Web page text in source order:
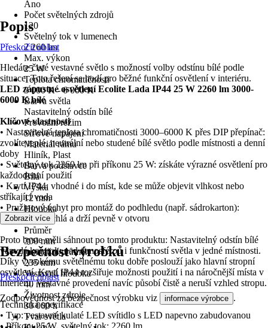
Ano
Počet světelných zdrojů
120
Světelný tok v lumenech
2 260 lm
Max. výkon
25 W
Teplota chromatičnosti
3 000 K - 6 000 K
Barva světla
Nastavitelný odstín bílé
Provozní režim
Síťové napájení
Materiál rámu
Hliník, Plast
Barva podstavce
Bílá
Výška
12 mm
Hloubka
12 mm
Průměr
300 mm
montážní průměr
235 mm
Vestavná hloubka
40 mm
Životnost zdroje
30 000 h
Tvar světla
Popis
Přeskočit oblast
Hledáte čisté vestavné světlo s možností volby odstínu bílé podle
situace. Toto řešení se hodí pro běžné funkční osvětlení v interiéru.
LED zápustné osvětlení Ecolite Lada IP44 25 W 2260 lm 3000-
6000 K bílé
Klíčové vlastnosti
• Nastavitelná teplota chromatičnosti 3000–6000 K přes DIP přepínač:
zvolíte teplé, neutrální nebo studené bílé světlo podle místnosti a denní
doby
• Světelný tok 2260 lm při příkonu 25 W: získáte výrazné osvětlení pro
každodenní použití
• Krytí IP44: vhodné i do míst, kde se může objevit vlhkost nebo
stříkající voda
• Pružinový úchyt pro montáž do podhledu (např. sádrokarton):
instalace je rychlá a drží pevně v otvoru
Proto byste měli sáhnout po tomto produktu: Nastavitelný odstín bílé
vám dá kontrolu nad atmosférou i funkčností světla v jedné místnosti.
Díky vysokému světelnému toku dobře poslouží jako hlavní stropní
osvětlení. Krytí IP44 rozšiřuje možnosti použití i na náročnější místa v
interiéru. Vestavné provedení navíc působí čistě a neruší vzhled stropu.
Technická specifikace
• Typ: vestavné kulaté LED svítidlo s LED napevno zabudovanou
• Příkon: 25 W, světelný tok: 2260 lm
Zobrazit více
Bezpečnost výrobků
Přeskočit oblast
Zodpovědnost za bezpečnost výrobku viz informace výrobce .